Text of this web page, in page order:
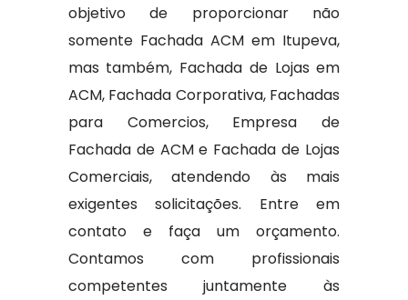
objetivo de proporcionar não
somente Fachada ACM em Itupeva,
mas também, Fachada de Lojas em
ACM, Fachada Corporativa, Fachadas
para Comercios, Empresa de
Fachada de ACM e Fachada de Lojas
Comerciais, atendendo às mais
exigentes solicitações. Entre em
contato e faça um orçamento.
Contamos com profissionais
competentes juntamente às